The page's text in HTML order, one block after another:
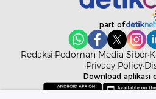
part of
RedaksiPedoman Media Siber
Privacy Policy
Download aplikasi